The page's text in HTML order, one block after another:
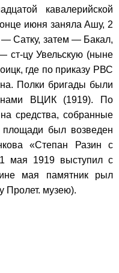
кавалерийской
июня заняла Ашу, 2
Сатку, затем — Бакал,
ст-цу Увельскую (ныне
где по приказу РВС
Полки бригады были
ВЦИК (1919). По
средства, собранные
был возведен
«Степан Разин с
1 мая 1919 выступил с
мая памятник рыл
Пролет. музею).